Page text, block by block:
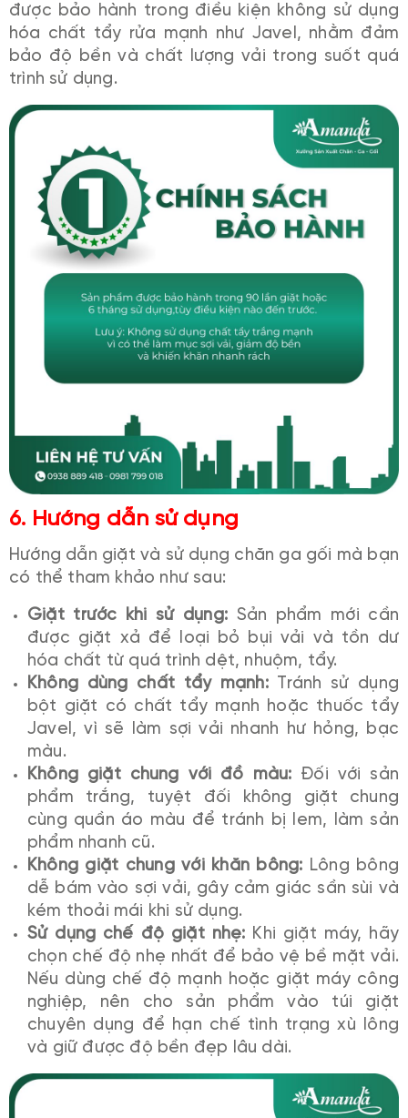
được bảo hành trong điều kiện không sử dụng
hóa chất tẩy rửa mạnh như Javel, nhằm đảm
bảo độ bền và chất lượng vải trong suốt quá
trình sử dụng.
6. Hướng dẫn sử dụng
Hướng dẫn giặt và sử dụng chăn ga gối mà bạn
có thể tham khảo như sau:
Giặt trước khi sử dụng: Sản phẩm mới cần
được giặt xả để loại bỏ bụi vải và tồn dư
hóa chất từ quá trình dệt, nhuộm, tẩy.
Không dùng chất tẩy mạnh:Tránh sử dụng
bột giặt có chất tẩy mạnh hoặc thuốc tẩy
Javel, vì sẽ làm sợi vải nhanh hư hỏng, bạc
màu.
Không giặt chung với đồ màu: Đối với sản
phẩm trắng, tuyệt đối không giặt chung
cùng quần áo màu để tránh bị lem, làm sản
phẩm nhanh cũ.
Không giặt chung với khăn bông: Lông bông
dễ bám vào sợi vải, gây cảm giác sần sùi và
kém thoải mái khi sử dụng.
Sử dụng chế độ giặt nhẹ: Khi giặt máy, hãy
chọn chế độ nhẹ nhất để bảo vệ bề mặt vải.
Nếu dùng chế độ mạnh hoặc giặt máy công
nghiệp, nên cho sản phẩm vào túi giặt
chuyên dụng để hạn chế tình trạng xù lông
và giữ được độ bền đẹp lâu dài.